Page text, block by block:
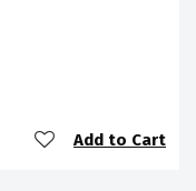
Add to Cart